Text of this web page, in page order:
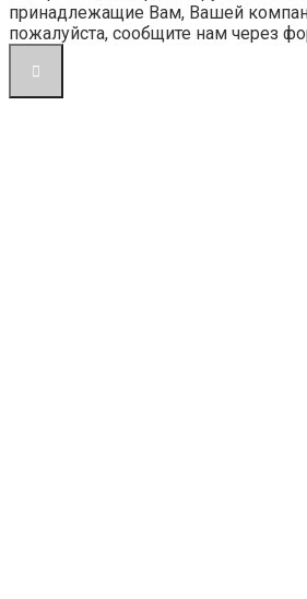
принадлежащие Вам, Вашей
пожалуйста, сообщите нам через